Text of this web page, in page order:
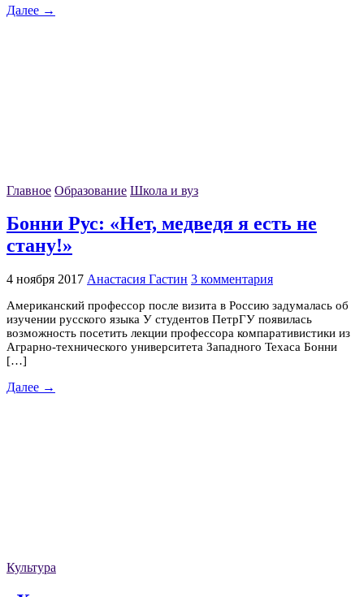
Далее →
Главное Образование Школа и вуз
Бонни Рус: «Нет, медведя я есть не
стану!»
4 ноября 2017 Анастасия Гастин 3 комментария
Американский профессор после визита в Россию задумалась об
изучении русского языка У студентов ПетрГУ появилась
возможность посетить лекции профессора компаративистики из
Аграрно-технического университета Западного Техаса Бонни
[…]
Далее →
Культура